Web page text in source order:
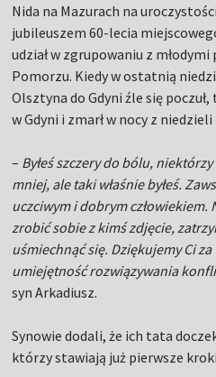
Nida na Mazurach na
jubileuszem 60-lecia
udział w zgrupowaniu z
Pomorzu. Kiedy w ostatnią
Olsztyna do Gdyni źle się
w Gdyni i zmarł w nocy z
– Byłeś szczery do bólu,
mniej, ale taki właśnie byłeś.
uczciwym i dobrym człowiekiem.
zrobić sobie z kimś zdjęcie,
uśmiechnąć się. Dziękujemy Ci
umiejętność rozwiązywania
syn Arkadiusz.
Synowie dodali, że ich tata
którzy stawiają już pierwsze